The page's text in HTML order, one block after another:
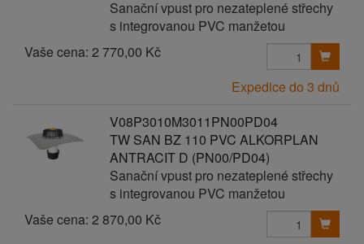
Sanační vpust pro nezateplené střechy
s integrovanou PVC manžetou
Vaše cena: 2 770,00 Kč
Expedice do 3 dnů
V08P3010M3011PN00PD04
TW SAN BZ 110 PVC ALKORPLAN
ANTRACIT D (PN00/PD04)
Sanační vpust pro nezateplené střechy
s integrovanou PVC manžetou
Vaše cena: 2 870,00 Kč